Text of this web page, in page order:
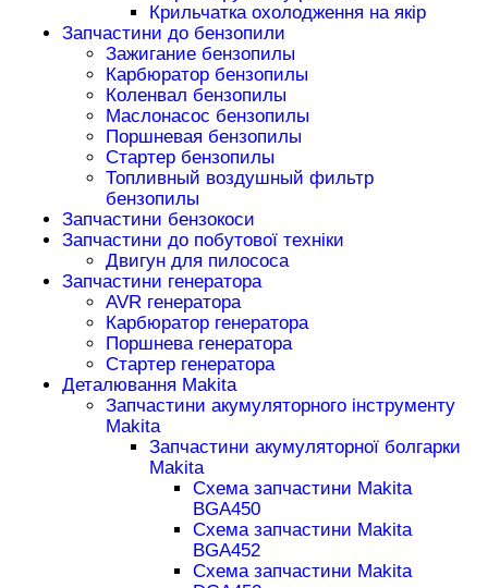
Крильчатка охолодження на якір
Запчастини до бензопили
Зажигание бензопилы
Карбюратор бензопилы
Коленвал бензопилы
Маслонасос бензопилы
Поршневая бензопилы
Стартер бензопилы
Топливный воздушный фильтр
бензопилы
Запчастини бензокоси
Запчастини до побутової техніки
Двигун для пилососа
Запчастини генератора
AVR генератора
Карбюратор генератора
Поршнева генератора
Стартер генератора
Деталювання Makita
Запчастини акумуляторного інструменту
Makita
Запчастини акумуляторної болгарки
Makita
Схема запчастини Makita
BGA450
Схема запчастини Makita
BGA452
Схема запчастини Makita